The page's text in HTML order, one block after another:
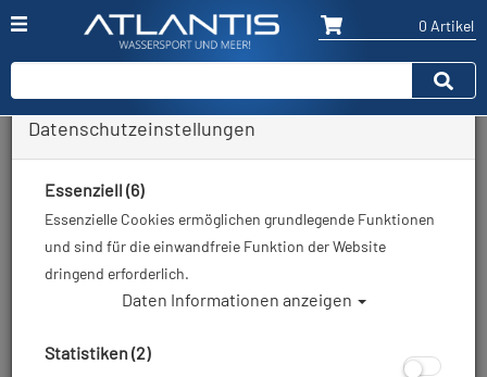
0 Artikel
Zurück
Datenschutzeinstellungen
Essenziell (6)
Essenzielle Cookies ermöglichen grundlegende Funktionen
und sind für die einwandfreie Funktion der Website
dringend erforderlich.
Daten Informationen anzeigen
Statistiken (2)